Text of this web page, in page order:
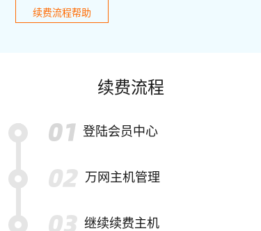
续费流程帮助
续费流程
登陆会员中心
万网主机管理
继续续费主机